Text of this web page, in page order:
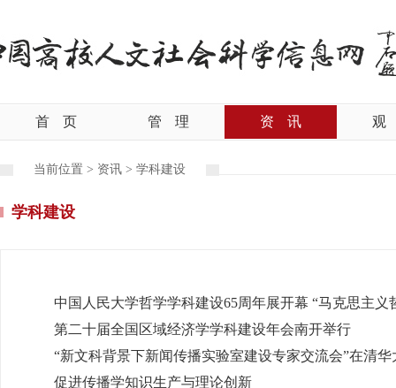
首 页 管 理 资 讯 观
当前位置 > 资讯 > 学科建设
学科建设
中国人民大学哲学学科建设65周年展开幕 “马克思主
第二十届全国区域经济学学科建设年会南开举行
“新文科背景下新闻传播实验室建设专家交流会”在清
促进传播学知识生产与理论创新